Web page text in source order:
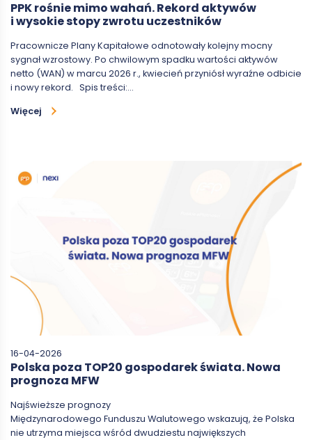
PPK rośnie mimo wahań. Rekord aktywów
i wysokie stopy zwrotu uczestników
Pracownicze Plany Kapitałowe odnotowały kolejny mocny
sygnał wzrostowy. Po chwilowym spadku wartości aktywów
netto (WAN) w marcu 2026 r., kwiecień przyniósł wyraźne odbicie
i nowy rekord. Spis treści:…
Więcej
16-04-2026
Polska poza TOP20 gospodarek świata. Nowa
prognoza MFW
Najświeższe prognozy
Międzynarodowego Funduszu Walutowego wskazują, że Polska
nie utrzyma miejsca wśród dwudziestu największych